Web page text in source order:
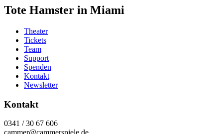
Tote Hamster in Miami
Theater
Tickets
Team
Support
Spenden
Kontakt
Newsletter
Kontakt
0341 / 30 67 606